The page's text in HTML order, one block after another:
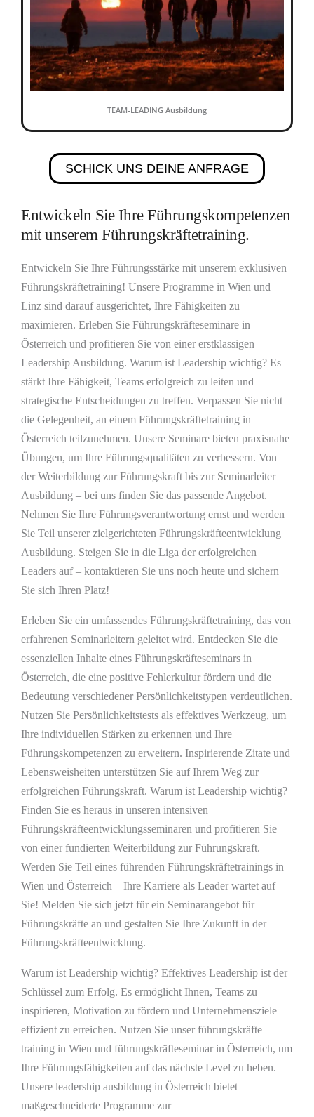
TEAM-LEADING Ausbildung
SCHICK UNS DEINE ANFRAGE
Entwickeln Sie Ihre Führungskompetenzen
mit unserem Führungskräftetraining.
Entwickeln Sie Ihre Führungsstärke mit unserem exklusiven
Führungskräftetraining! Unsere Programme in Wien und
Linz sind darauf ausgerichtet, Ihre Fähigkeiten zu
maximieren. Erleben Sie Führungskräfteseminare in
Österreich und profitieren Sie von einer erstklassigen
Leadership Ausbildung. Warum ist Leadership wichtig? Es
stärkt Ihre Fähigkeit, Teams erfolgreich zu leiten und
strategische Entscheidungen zu treffen. Verpassen Sie nicht
die Gelegenheit, an einem Führungskräftetraining in
Österreich teilzunehmen. Unsere Seminare bieten praxisnahe
Übungen, um Ihre Führungsqualitäten zu verbessern. Von
der Weiterbildung zur Führungskraft bis zur Seminarleiter
Ausbildung – bei uns finden Sie das passende Angebot.
Nehmen Sie Ihre Führungsverantwortung ernst und werden
Sie Teil unserer zielgerichteten Führungskräfteentwicklung
Ausbildung. Steigen Sie in die Liga der erfolgreichen
Leaders auf – kontaktieren Sie uns noch heute und sichern
Sie sich Ihren Platz!
Erleben Sie ein umfassendes Führungskräftetraining, das von
erfahrenen Seminarleitern geleitet wird. Entdecken Sie die
essenziellen Inhalte eines Führungskräfteseminars in
Österreich, die eine positive Fehlerkultur fördern und die
Bedeutung verschiedener Persönlichkeitstypen verdeutlichen.
Nutzen Sie Persönlichkeitstests als effektives Werkzeug, um
Ihre individuellen Stärken zu erkennen und Ihre
Führungskompetenzen zu erweitern. Inspirierende Zitate und
Lebensweisheiten unterstützen Sie auf Ihrem Weg zur
erfolgreichen Führungskraft. Warum ist Leadership wichtig?
Finden Sie es heraus in unseren intensiven
Führungskräfteentwicklungsseminaren und profitieren Sie
von einer fundierten Weiterbildung zur Führungskraft.
Werden Sie Teil eines führenden Führungskräftetrainings in
Wien und Österreich – Ihre Karriere als Leader wartet auf
Sie! Melden Sie sich jetzt für ein Seminarangebot für
Führungskräfte an und gestalten Sie Ihre Zukunft in der
Führungskräfteentwicklung.
Warum ist Leadership wichtig? Effektives Leadership ist der
Schlüssel zum Erfolg. Es ermöglicht Ihnen, Teams zu
inspirieren, Motivation zu fördern und Unternehmensziele
effizient zu erreichen. Nutzen Sie unser führungskräfte
training in Wien und führungskräfteseminar in Österreich, um
Ihre Führungsfähigkeiten auf das nächste Level zu heben.
Unsere leadership ausbildung in Österreich bietet
maßgeschneiderte Programme zur